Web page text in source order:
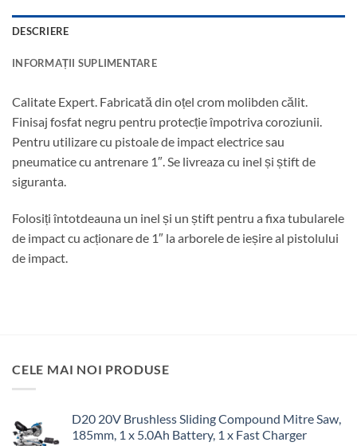
DESCRIERE
INFORMAȚII SUPLIMENTARE
Calitate Expert. Fabricată din oțel crom molibden călit.
Finisaj fosfat negru pentru protecție împotriva coroziunii.
Pentru utilizare cu pistoale de impact electrice sau
pneumatice cu antrenare 1″. Se livreaza cu inel și știft de
siguranta.
Folosiți întotdeauna un inel și un știft pentru a fixa tubularele
de impact cu acționare de 1″ la arborele de ieșire al pistolului
de impact.
CELE MAI NOI PRODUSE
D20 20V Brushless Sliding Compound Mitre Saw,
185mm, 1 x 5.0Ah Battery, 1 x Fast Charger